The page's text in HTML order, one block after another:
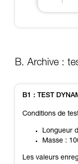
B. Archive :
B1 : TEST
Conditions de
Longueur
Masse :
Les valeurs